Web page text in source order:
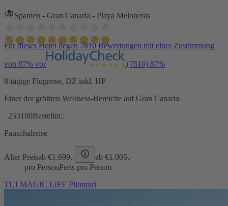
Spanien - Gran Canaria - Playa Meloneras
Für dieses Hotel liegen 7810 Bewertungen mit einer Zustimmung
von 87% vor (7810) 87%
8-tägige Flugreise, DZ inkl. HP
Einer der größten Wellness-Bereiche auf Gran Canaria
253100Bestellnr.:
Pauschalreise
Alter Preisab €1.699,- ab €1.005,-
pro PersonPreis pro Person
TUI MAGIC LIFE Plimmiri